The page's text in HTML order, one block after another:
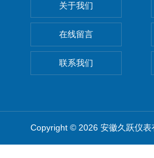
关于我们
在线留言
联系我们
Copyright © 2026 安徽久跃仪